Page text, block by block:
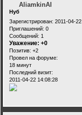
AliamkinAI
Нуб
Зарегистрирован: 2011-04-22
Приглашений: 0
Сообщений: 1
Уважение: +0
Позитив: +2
Провел на форуме:
18 минут
Последний визит:
2011-04-22 14:08:28